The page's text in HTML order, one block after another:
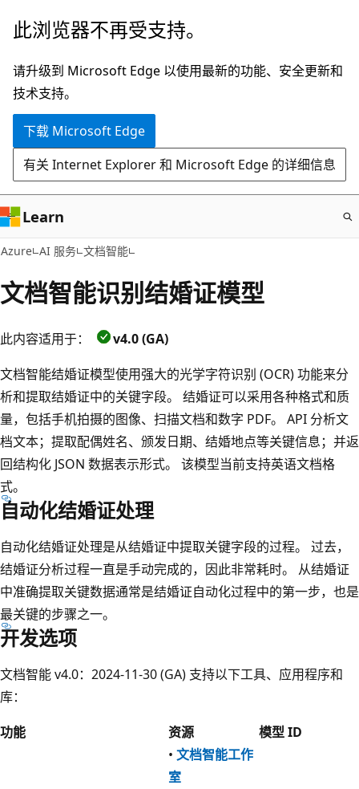
跳
主
要
内
此浏览器不再受支持。
请升级到 Microsoft Edge 以使用最新的功能、安全更新和
技术支持。
下载 Microsoft Edge
有关 Internet Explorer 和 Microsoft Edge 的详细信息
Learn
Azure AI 服务 文档智能
文档智能识别结婚证模型
此内容适用于：
v4.0 (GA)
文档智能结婚证模型使用强大的光学字符识别 (OCR) 功能来分
析和提取结婚证中的关键字段。 结婚证可以采用各种格式和质
量，包括手机拍摄的图像、扫描文档和数字 PDF。 API 分析文
档文本；提取配偶姓名、颁发日期、结婚地点等关键信息；并返
回结构化 JSON 数据表示形式。 该模型当前支持英语文档格
式。
自动化结婚证处理
自动化结婚证处理是从结婚证中提取关键字段的过程。 过去，
结婚证分析过程一直是手动完成的，因此非常耗时。 从结婚证
中准确提取关键数据通常是结婚证自动化过程中的第一步，也是
最关键的步骤之一。
开发选项
文档智能 v4.0：2024-11-30 (GA) 支持以下工具、应用程序和
库：
功能
资源 模型 ID
• 文档智能工作
室